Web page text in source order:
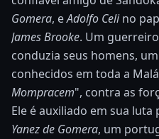
Gomera, eAdolfo Celino
James Brooke. Um
conduzia seus homens,
conhecidos em toda a
Mompracem", contra as
Ele é auxiliado em sua luta
Yanez de Gomera, um